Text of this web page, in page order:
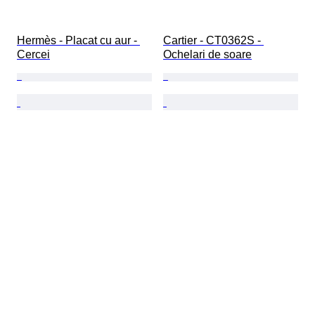
Hermès - Placat cu aur -
Cercei
Cartier - CT0362S -
Ochelari de soare